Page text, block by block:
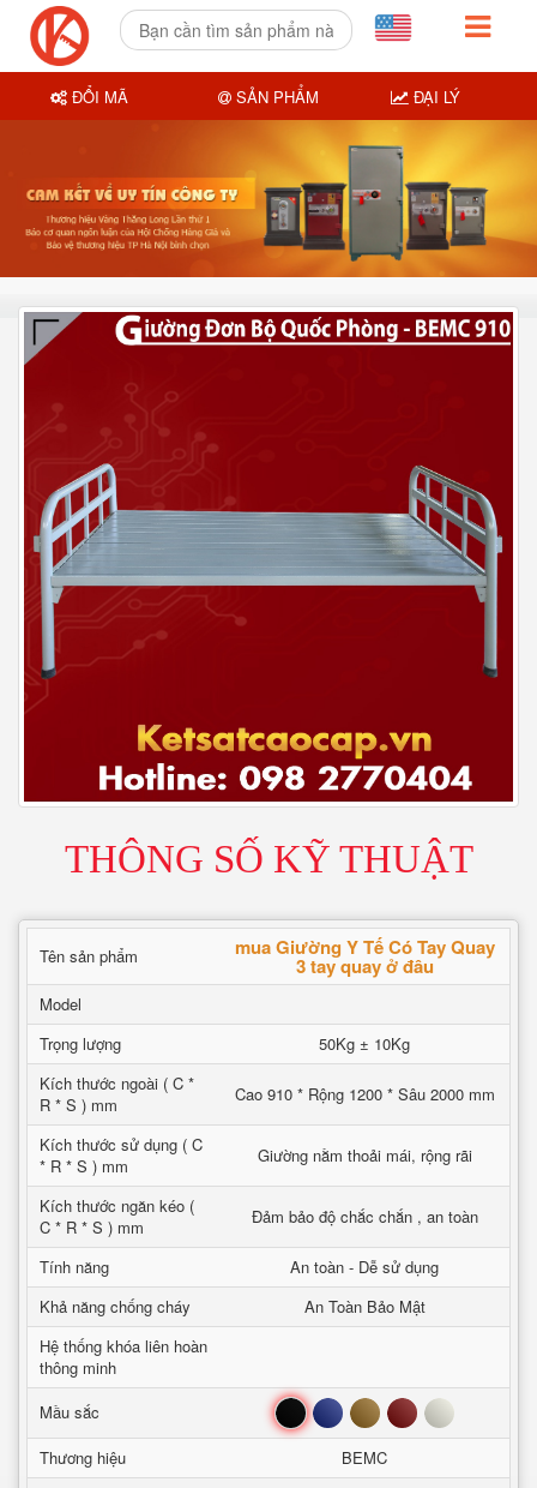
THÔNG SỐ KỸ THUẬT
Tên sản phẩm mua Giường Y Tế Có Tay Quay
3 tay quay ở đâu
Model
Trọng lượng
50Kg ± 10Kg
Kích thước ngoài ( C *
R * S ) mm
Cao 910 * Rộng 1200 * Sâu 2000 mm
Kích thước sử dụng ( C
* R * S ) mm
Giường nằm thoải mái, rộng rãi
Kích thước ngăn kéo (
C * R * S ) mm
Đảm bảo độ chắc chắn , an toàn
Tính năng
An toàn - Dễ sử dụng
Khả năng chống cháy
An Toàn Bảo Mật
Hệ thống khóa liên hoàn
thông minh
Mầu sắc
Đen Xanh Nâu Đỏ Trắng
Thương hiệu
BEMC
ĐỔI MÃ SẢN PHẨM ĐẠI LÝ